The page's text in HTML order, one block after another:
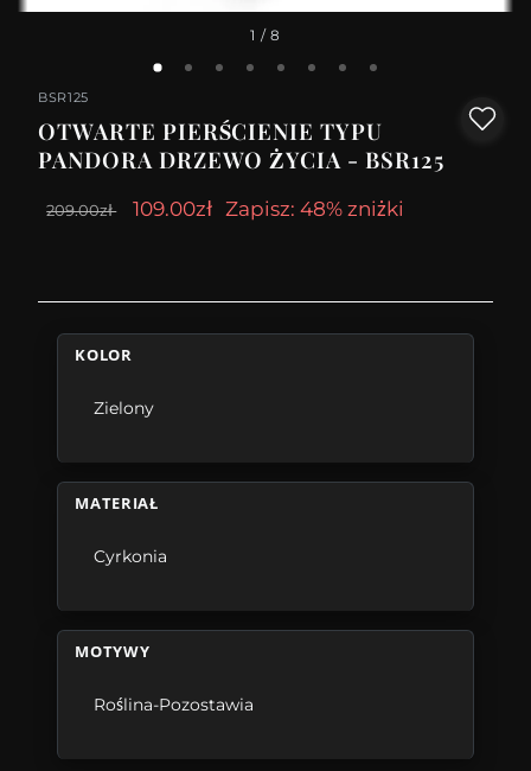
1 / 8
BSR125
OTWARTE PIERŚCIENIE TYPU
PANDORA DRZEWO ŻYCIA - BSR125
209.00zł 109.00zł Zapisz: 48% zniżki
KOLOR
Zielony
MATERIAŁ
Cyrkonia
MOTYWY
Roślina-Pozostawia